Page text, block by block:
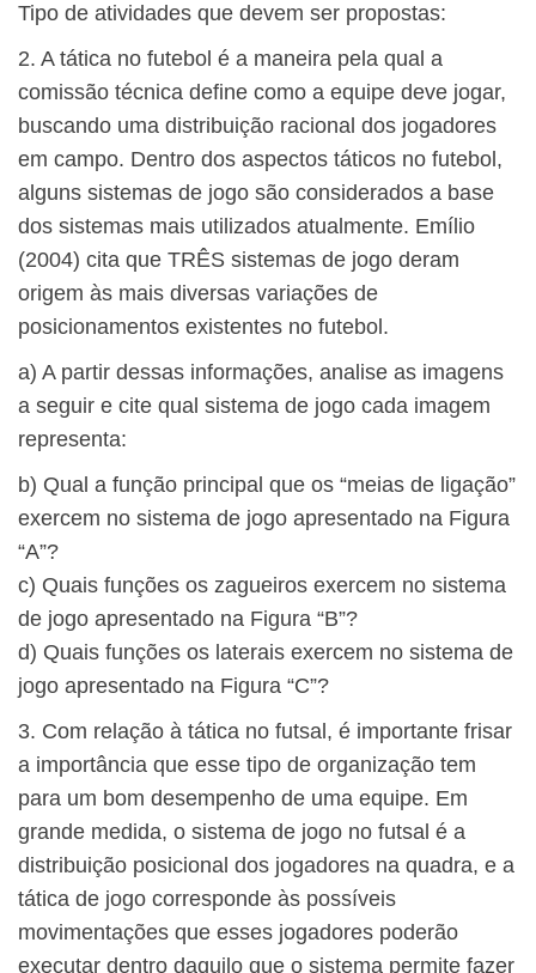
Tipo de atividades que devem ser propostas:
2. A tática no futebol é a maneira pela qual a
comissão técnica define como a equipe deve jogar,
buscando uma distribuição racional dos jogadores
em campo. Dentro dos aspectos táticos no futebol,
alguns sistemas de jogo são considerados a base
dos sistemas mais utilizados atualmente. Emílio
(2004) cita que TRÊS sistemas de jogo deram
origem às mais diversas variações de
posicionamentos existentes no futebol.
a) A partir dessas informações, analise as imagens
a seguir e cite qual sistema de jogo cada imagem
representa:
b) Qual a função principal que os “meias de ligação”
exercem no sistema de jogo apresentado na Figura
“A”?
c) Quais funções os zagueiros exercem no sistema
de jogo apresentado na Figura “B”?
d) Quais funções os laterais exercem no sistema de
jogo apresentado na Figura “C”?
3. Com relação à tática no futsal, é importante frisar
a importância que esse tipo de organização tem
para um bom desempenho de uma equipe. Em
grande medida, o sistema de jogo no futsal é a
distribuição posicional dos jogadores na quadra, e a
tática de jogo corresponde às possíveis
movimentações que esses jogadores poderão
executar dentro daquilo que o sistema permite fazer